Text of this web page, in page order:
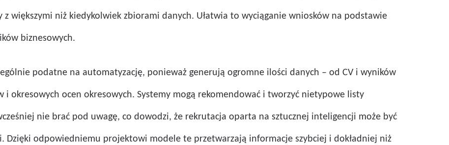
z większymi niż kiedykolwiek zbiorami danych. Ułatwia to wyciąganie wniosków na podstawie
biznesowych.
podatne na automatyzację, ponieważ generują ogromne ilości danych – od CV i wyników
okresowych ocen okresowych. Systemy mogą rekomendować i tworzyć nietypowe listy
nie brać pod uwagę, co dowodzi, że rekrutacja oparta na sztucznej inteligencji może być
Dzięki odpowiedniemu projektowi modele te przetwarzają informacje szybciej i dokładniej niż